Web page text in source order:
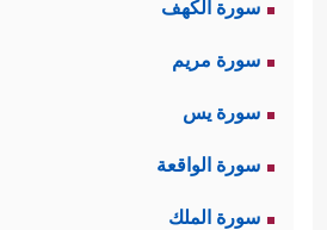
سورة الكهف
سورة مريم
سورة يس
سورة الواقعة
سورة الملك